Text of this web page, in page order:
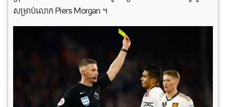
សម្រាប់​លោក Piers Morgan ។